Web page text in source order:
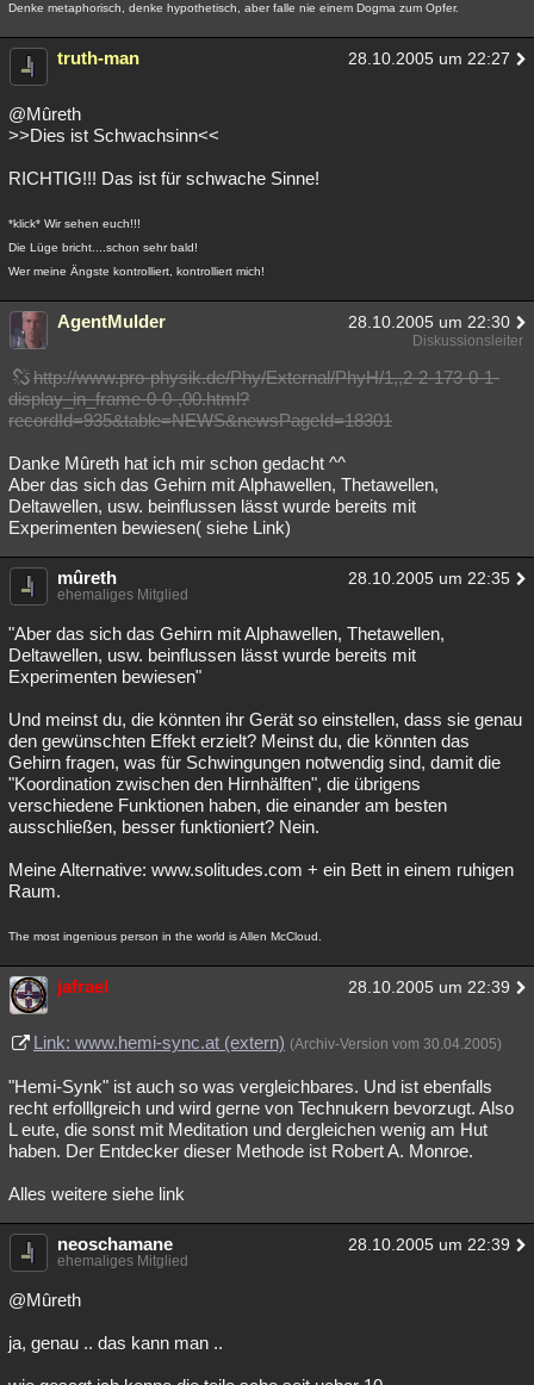
Denke metaphorisch, denke hypothetisch, aber falle nie einem Dogma zum Opfer.
truth-man 28.10.2005 um 22:27
@Mûreth
>>Dies ist Schwachsinn<<
RICHTIG!!! Das ist für schwache Sinne!
*klick* Wir sehen euch!!!
Die Lüge bricht....schon sehr bald!
Wer meine Ängste kontrolliert, kontrolliert mich!
AgentMulder 28.10.2005 um 22:30
Diskussionsleiter
http://www.pro-physik.de/Phy/External/PhyH/1,,2-2-173-0-1-
display_in_frame-0-0-,00.html?
recordId=935&table=NEWS&newsPageId=18301
Danke Mûreth hat ich mir schon gedacht ^^
Aber das sich das Gehirn mit Alphawellen, Thetawellen,
Deltawellen, usw. beinflussen lässt wurde bereits mit
Experimenten bewiesen( siehe Link)
mûreth 28.10.2005 um 22:35
ehemaliges Mitglied
"Aber das sich das Gehirn mit Alphawellen, Thetawellen,
Deltawellen, usw. beinflussen lässt wurde bereits mit
Experimenten bewiesen"
Und meinst du, die könnten ihr Gerät so einstellen, dass sie genau
den gewünschten Effekt erzielt? Meinst du, die könnten das
Gehirn fragen, was für Schwingungen notwendig sind, damit die
"Koordination zwischen den Hirnhälften", die übrigens
verschiedene Funktionen haben, die einander am besten
ausschließen, besser funktioniert? Nein.
Meine Alternative: www.solitudes.com + ein Bett in einem ruhigen
Raum.
The most ingenious person in the world is Allen McCloud.
jafrael 28.10.2005 um 22:39
Link: www.hemi-sync.at (extern) (Archiv-Version vom 30.04.2005)
"Hemi-Synk" ist auch so was vergleichbares. Und ist ebenfalls
recht erfolllgreich und wird gerne von Technukern bevorzugt. Also
L eute, die sonst mit Meditation und dergleichen wenig am Hut
haben. Der Entdecker dieser Methode ist Robert A. Monroe.
Alles weitere siehe link
neoschamane 28.10.2005 um 22:39
ehemaliges Mitglied
@Mûreth
ja, genau .. das kann man ..